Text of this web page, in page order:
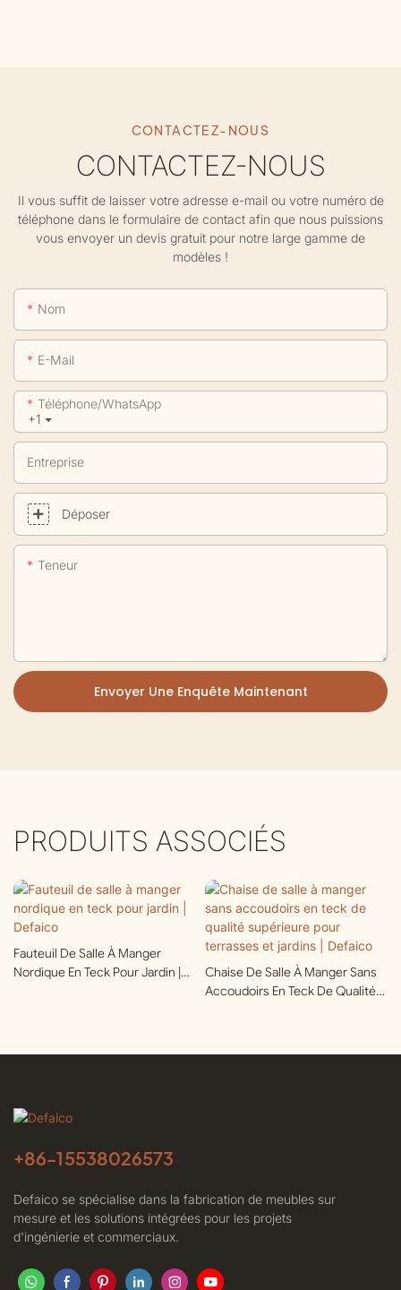
CONTACTEZ-NOUS
CONTACTEZ-NOUS
Il vous suffit de laisser votre adresse e-mail ou votre numéro de
téléphone dans le formulaire de contact afin que nous puissions
vous envoyer un devis gratuit pour notre large gamme de
modèles !
Nom
E-Mail
+1
Téléphone/WhatsApp
Entreprise
Déposer
Teneur
Envoyer Une Enquête Maintenant
PRODUITS ASSOCIÉS
Fauteuil De Salle À Manger
Nordique En Teck Pour Jardin |
Chaise De Salle À Manger Sans
Accoudoirs En Teck De Qualité
+86-15538026573
Defaico se spécialise dans la fabrication de meubles sur
mesure et les solutions intégrées pour les projets
d'ingénierie et commerciaux.